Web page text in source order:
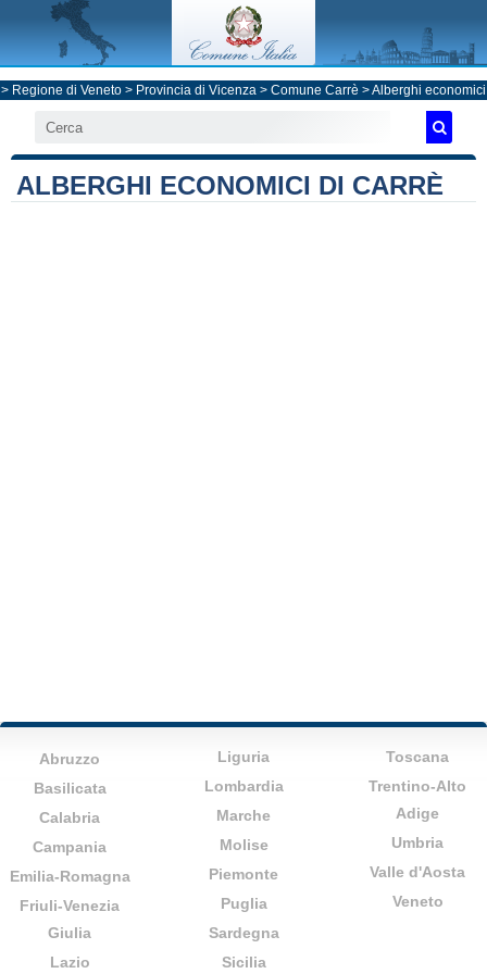
> Regione di Veneto > Provincia di Vicenza > Comune Carrè > Alberghi economici
ALBERGHI ECONOMICI DI CARRÈ
Abruzzo
Basilicata
Calabria
Campania
Emilia-Romagna
Friuli-Venezia
Giulia
Lazio
Liguria
Lombardia
Marche
Molise
Piemonte
Puglia
Sardegna
Sicilia
Toscana
Trentino-Alto
Adige
Umbria
Valle d'Aosta
Veneto